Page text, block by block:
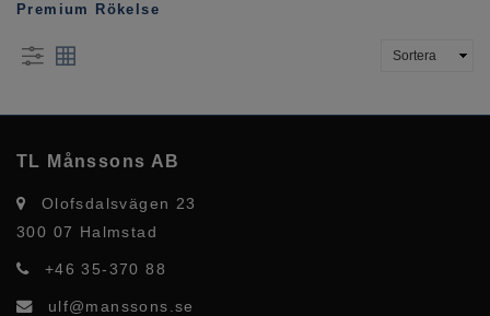
Premium Rökelse
TL Månssons AB
Olofsdalsvägen 23
300 07 Halmstad
+46 35-370 88
ulf@manssons.se